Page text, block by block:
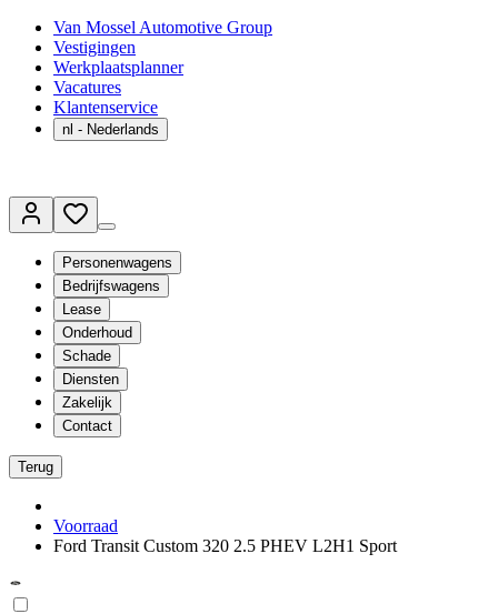
Van Mossel Automotive Group
Vestigingen
Werkplaatsplanner
Vacatures
Klantenservice
nl - Nederlands
Personenwagens
Bedrijfswagens
Lease
Onderhoud
Schade
Diensten
Zakelijk
Contact
Terug
Voorraad
Ford Transit Custom 320 2.5 PHEV L2H1 Sport